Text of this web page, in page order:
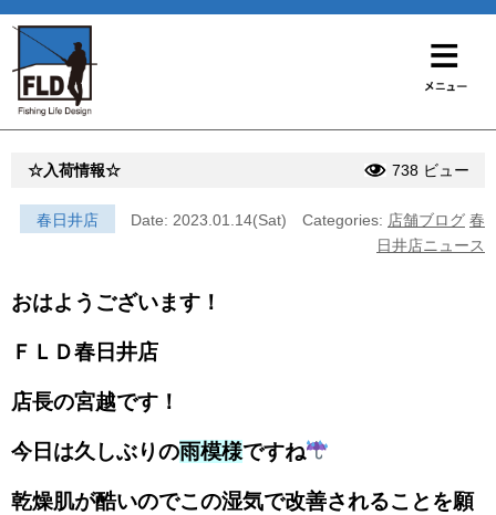
☆入荷情報☆ 738 ビュー
春日井店 Date: 2023.01.14(Sat) Categories: 店舗ブログ 春
日井店ニュース
おはようございます！
ＦＬＤ春日井店
店長の宮越です！
今日は久しぶりの雨模様ですね
乾燥肌が酷いのでこの湿気で改善されることを願